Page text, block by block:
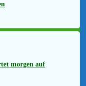
morgen auf